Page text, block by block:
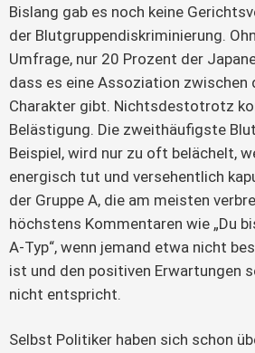
Bislang gab es noch keine
der Blutgruppendiskriminierung.
Umfrage, nur 20 Prozent der
dass es eine Assoziation zwischen
Charakter gibt. Nichtsdestotrotz
Belästigung. Die zweithäufigste
Beispiel, wird nur zu oft belächelt,
energisch tut und versehentlich
der Gruppe A, die am meisten
höchstens Kommentaren wie „Du
A-Typ“, wenn jemand etwa nicht
ist und den positiven Erwartungen
nicht entspricht.
Selbst Politiker haben sich schon